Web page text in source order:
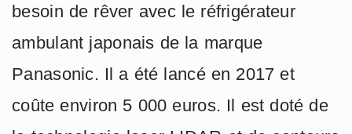
besoin de rêver avec le réfrigérateur
ambulant japonais de la marque
Panasonic. Il a été lancé en 2017 et
coûte environ 5 000 euros. Il est doté de